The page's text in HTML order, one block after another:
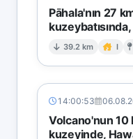
Pāhala'nın 27
39.2 km I
14:00:53
Volcano'nun 10
kuzeyinde,